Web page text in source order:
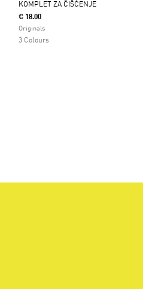
Da
KOMPLET ZA ČIŠĆENJE
€ 18.00
Originals
3 Colours